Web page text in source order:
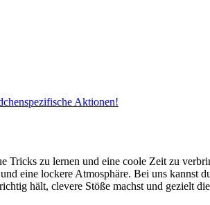
Aktionen!
Tricks zu lernen und eine coole Zeit zu
eine lockere Atmosphäre. Bei uns kannst
hält, clevere Stöße machst und gezielt